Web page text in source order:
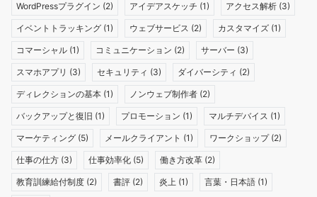
WordPressプラグイン (2) アイデアスケッチ (1) アクセス解析 (3)
イベントトラッキング (1) ウェブサービス (2) カスタマイズ (1)
コマーシャル (1) コミュニケーション (2) サーバー (3)
スマホアプリ (3) セキュリティ (3) ダイバーシティ (2)
ディレクションの基本 (1) ノンウェブ制作者 (2)
バックアップと復旧 (1) プロモーション (1) マルチデバイス (1)
マーケティング (5) メールクライアント (1) ワークショップ(2)
仕事の仕方 (3) 仕事効率化 (5) 働き方改革 (2)
教育訓練給付制度 (2) 書評 (2) 炎上 (1) 言葉・日本語 (1)